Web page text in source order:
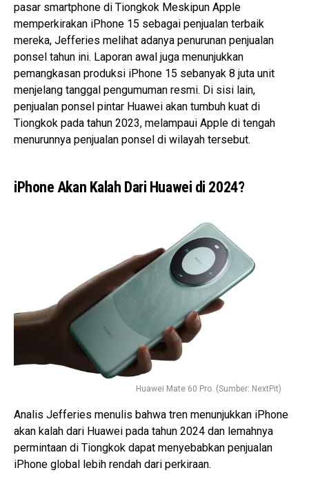
pasar smartphone di Tiongkok Meskipun Apple
memperkirakan iPhone 15 sebagai penjualan terbaik
mereka, Jefferies melihat adanya penurunan penjualan
ponsel tahun ini. Laporan awal juga menunjukkan
pemangkasan produksi iPhone 15 sebanyak 8 juta unit
menjelang tanggal pengumuman resmi. Di sisi lain,
penjualan ponsel pintar Huawei akan tumbuh kuat di
Tiongkok pada tahun 2023, melampaui Apple di tengah
menurunnya penjualan ponsel di wilayah tersebut.
iPhone Akan Kalah Dari Huawei di 2024?
Huawei Mate 60 Pro. (Sumber: NextPit)
Analis Jefferies menulis bahwa tren menunjukkan iPhone
akan kalah dari Huawei pada tahun 2024 dan lemahnya
permintaan di Tiongkok dapat menyebabkan penjualan
iPhone global lebih rendah dari perkiraan.